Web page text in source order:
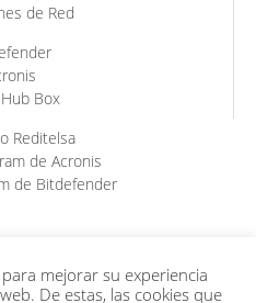
de Red
Box
Reditelsa
de Acronis
de Bitdefender
mejorar su experiencia
De estas, las cookies que